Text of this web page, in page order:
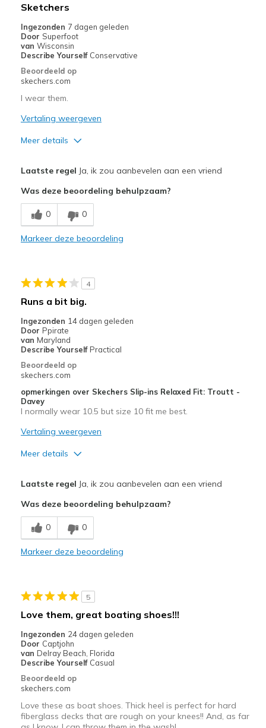
Going Out
Sizing
View On Shoes
Shoes are for Wearing
Sketchers
Ingezonden 7 dagen geleden
Door Superfoot
van Wisconsin
Describe Yourself Conservative
Beoordeeld op
skechers.com
I wear them.
Vertaling weergeven
Meer details
Comfortable
Durable
None
Beste toepassingen
Casual Wear
Travel
Width
View On Shoes
Shoes are for Wearing
Laatste regel Ja, ik zou aanbevelen aan een vriend
Was deze beoordeling behulpzaam?
0 0
Markeer deze beoordeling
4
Runs a bit big.
Ingezonden 14 dagen geleden
Door Ppirate
van Maryland
Describe Yourself Practical
Beoordeeld op
skechers.com
opmerkingen over Skechers Slip-ins Relaxed Fit: Troutt -
Davey
I normally wear 10.5 but size 10 fit me best.
Vertaling weergeven
Meer details
Comfortable
Beste toepassingen
Casual Wear
Feels half size too big
View On Shoes
Shoes are for Wearing
Laatste regel Ja, ik zou aanbevelen aan een vriend
Was deze beoordeling behulpzaam?
0 0
Markeer deze beoordeling
5
Love them, great boating shoes!!!
Ingezonden 24 dagen geleden
Door Captjohn
van Delray Beach, Florida
Describe Yourself Casual
Beoordeeld op
skechers.com
Love these as boat shoes. Thick heel is perfect for hard
fiberglass decks that are rough on your knees!! And, as far